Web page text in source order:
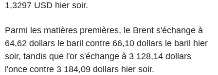
1,3297 USD hier soir.
Parmi les matières premières, le Brent s'échange à
64,62 dollars le baril contre 66,10 dollars le baril hier
soir, tandis que l'or s'échange à 3 128,14 dollars
l'once contre 3 184,09 dollars hier soir.